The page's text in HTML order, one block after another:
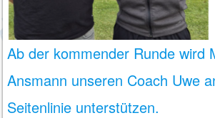
Ab der kommender Runde wird
Ansmann unseren Coach Uwe
Seitenlinie unterstützen.